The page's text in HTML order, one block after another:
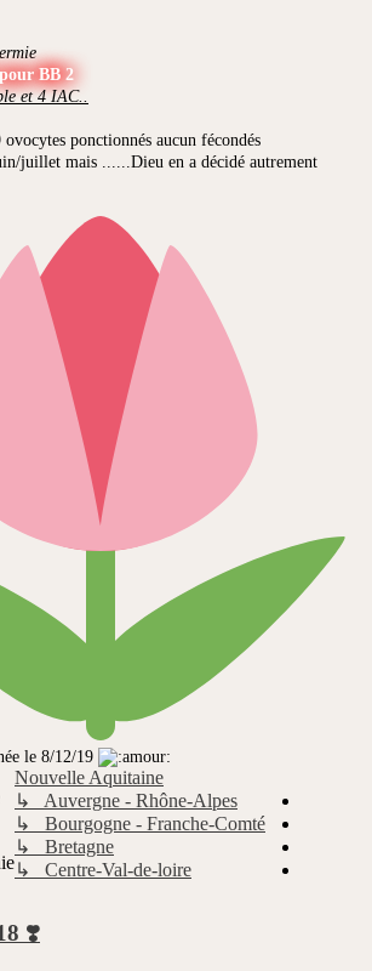
BB 2
et 4 IAC..
ovocytes ponctionnés aucun fécondés
juillet mais ......Dieu en a décidé autrement
le 8/12/19
❣️
Nouvelle Aquitaine
↳ Auvergne - Rhône-Alpes
↳ Bourgogne - Franche-Comté
↳ Bretagne
↳ Centre-Val-de-loire